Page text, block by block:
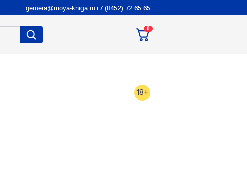
gemera@moya-kniga.ru+7 (8452) 72 65 65
0
18+